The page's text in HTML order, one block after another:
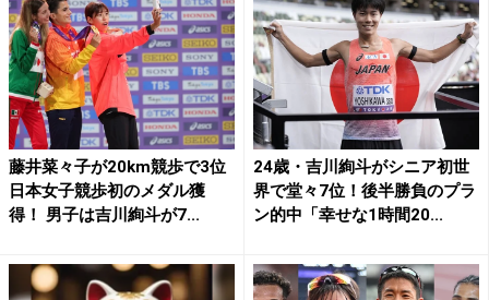
藤井菜々子が20km競歩で3位
日本女子競歩初のメダル獲
得！ 男子は吉川絢斗が7...
24歳・吉川絢斗がシニア初世
界で堂々7位！後半勝負のプラ
ン的中「幸せな1時間20...